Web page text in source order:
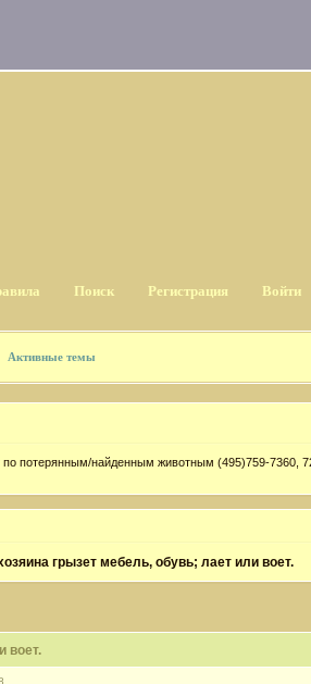
Поиск Регистрация Войти
Активные темы
по потерянным/найденным животным (495)759-7360,
грызет мебель, обувь; лает или воет.
воет.